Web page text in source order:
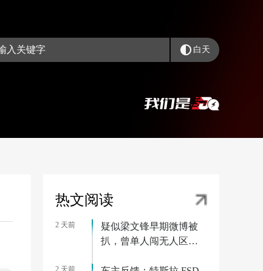
白天
热文阅读
2 天前
疑似梁文锋早期微博被
扒，曾单人闯无人区被
2 天前